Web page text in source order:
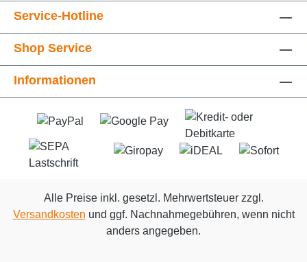
Service-Hotline
Shop Service
Informationen
Alle Preise inkl. gesetzl. Mehrwertsteuer zzgl.
Versandkosten und ggf. Nachnahmegebühren, wenn nicht
anders angegeben.